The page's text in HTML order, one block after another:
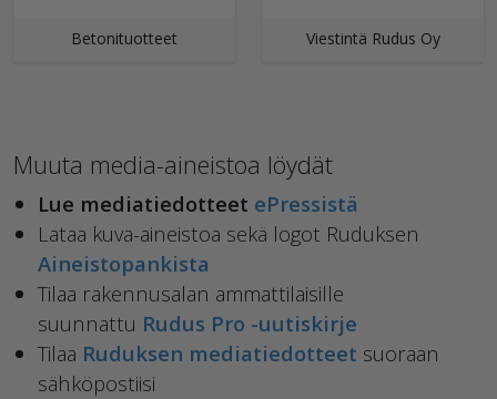
Betonituotteet Viestintä Rudus Oy
Muuta media-aineistoa löydät
Lue mediatiedotteet ePressistä
Lataa kuva-aineistoa sekä logot Ruduksen
Aineistopankista
Tilaa rakennusalan ammattilaisille
suunnattu Rudus Pro -uutiskirje
Tilaa Ruduksen mediatiedotteet suoraan
sähköpostiisi